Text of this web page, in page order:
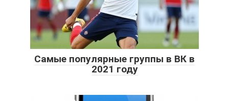
Самые популярные группы в ВК в
2021 году